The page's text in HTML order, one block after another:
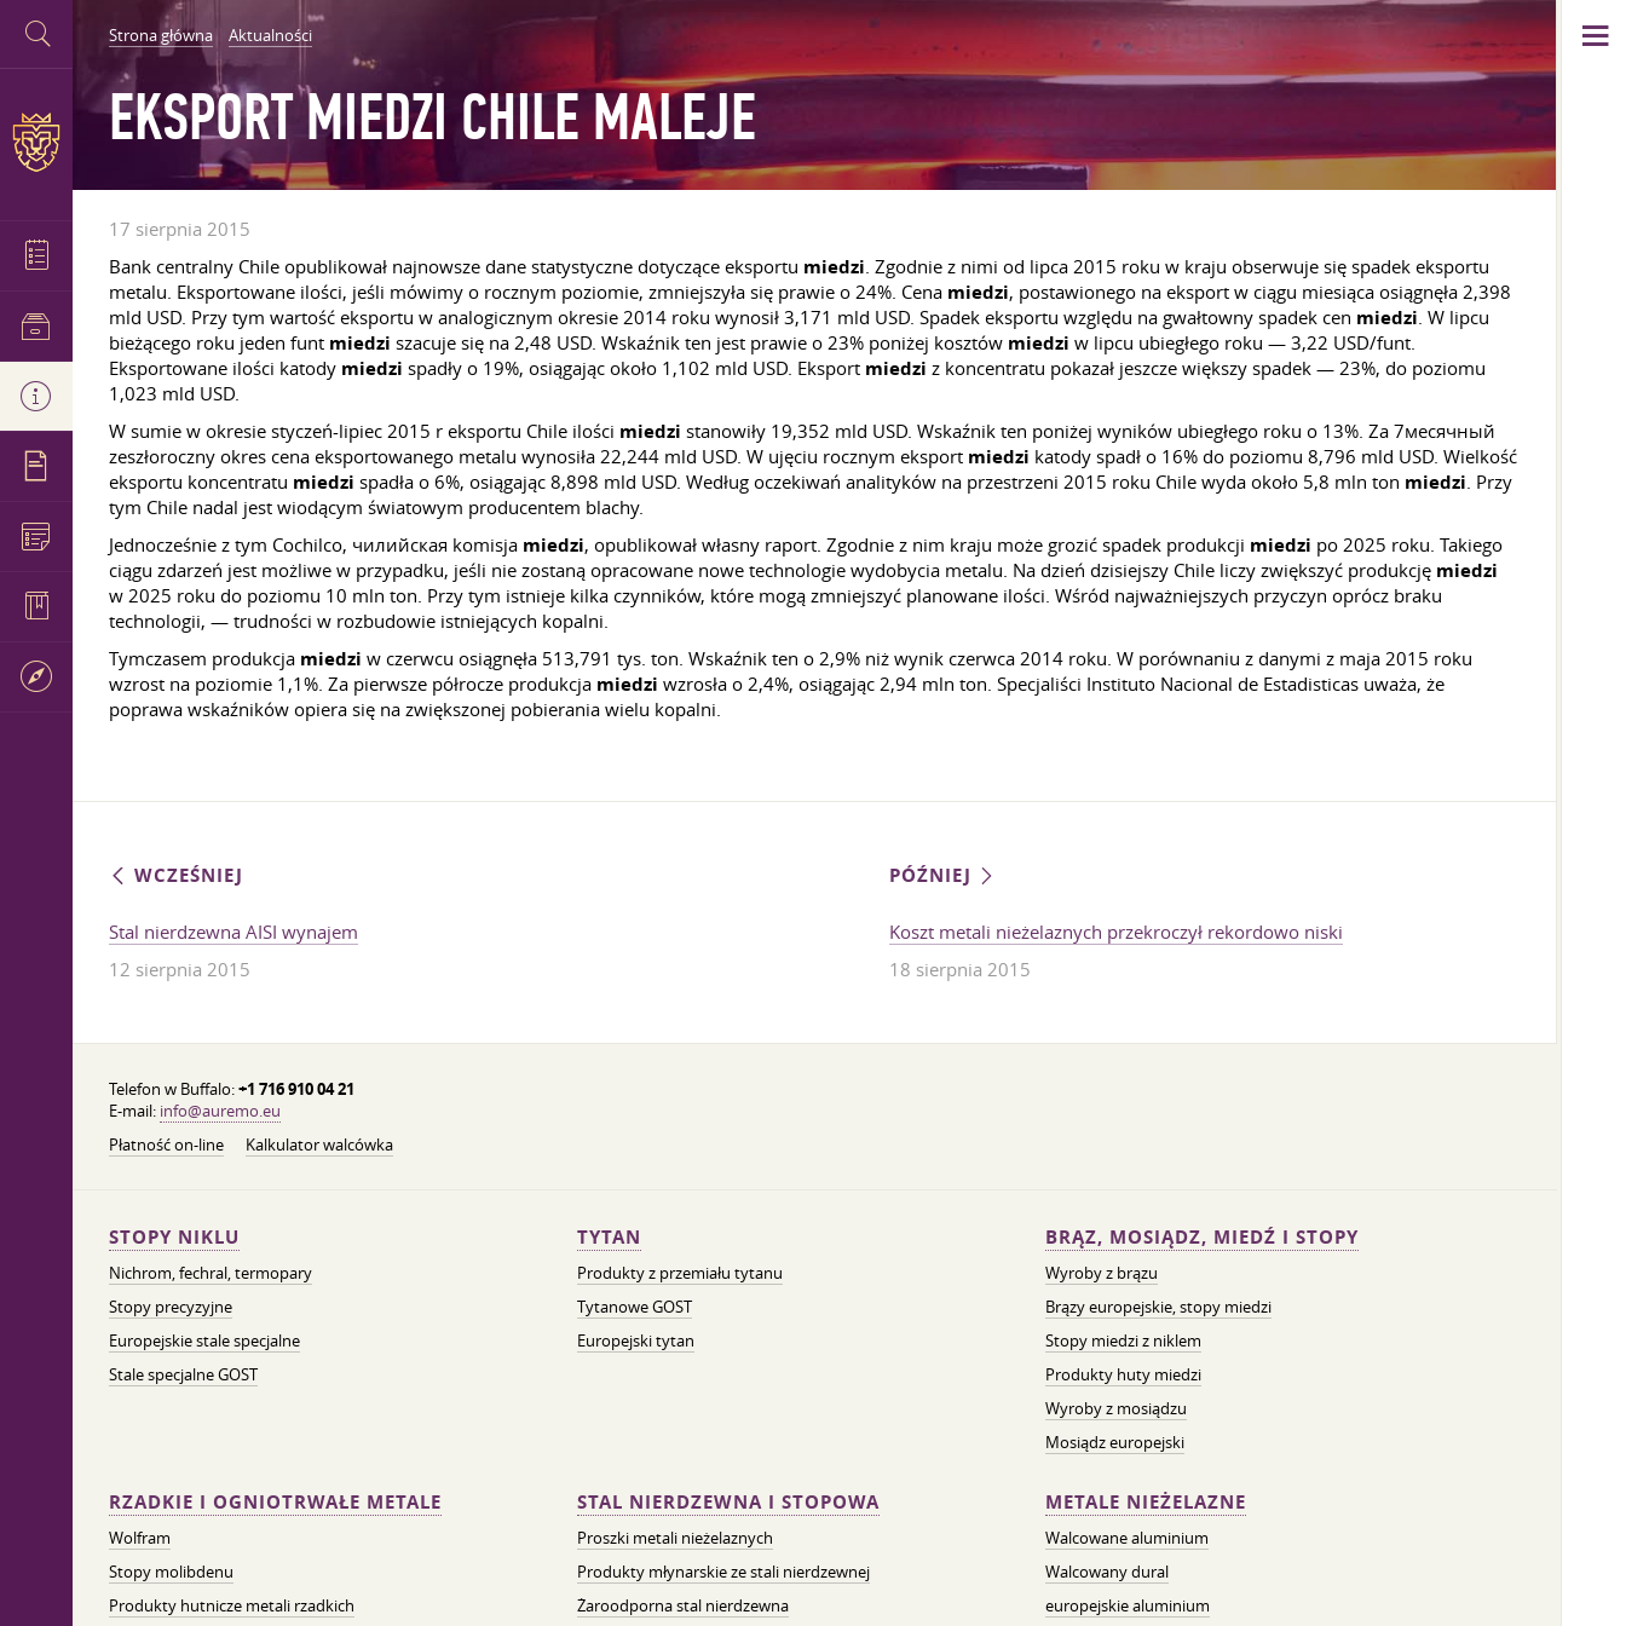
Strona główna Aktualności
EKSPORT MIEDZI CHILE MALEJE
17 sierpnia 2015
Bank centralny Chile opublikował najnowsze dane statystyczne dotyczące eksportu miedzi. Zgodnie z nimi od lipca 2015 roku w kraju obserwuje się spadek eksportu
metalu. Eksportowane ilości, jeśli mówimy o rocznym poziomie, zmniejszyła się prawie o 24%. Cena miedzi, postawionego na eksport w ciągu miesiąca osiągnęła 2,398
mld USD. Przy tym wartość eksportu w analogicznym okresie 2014 roku wynosił 3,171 mld USD. Spadek eksportu względu na gwałtowny spadek cen miedzi. W lipcu
bieżącego roku jeden funt miedzi szacuje się na 2,48 USD. Wskaźnik ten jest prawie o 23% poniżej kosztów miedzi w lipcu ubiegłego roku — 3,22 USD/funt.
Eksportowane ilości katody miedzi spadły o 19%, osiągając około 1,102 mld USD. Eksport miedzi z koncentratu pokazał jeszcze większy spadek — 23%, do poziomu
1,023 mld USD.
W sumie w okresie styczeń-lipiec 2015 r eksportu Chile ilości miedzi stanowiły 19,352 mld USD. Wskaźnik ten poniżej wyników ubiegłego roku o 13%. Za 7месячный
zeszłoroczny okres cena eksportowanego metalu wynosiła 22,244 mld USD. W ujęciu rocznym eksport miedzi katody spadł o 16% do poziomu 8,796 mld USD. Wielkość
eksportu koncentratu miedzi spadła o 6%, osiągając 8,898 mld USD. Według oczekiwań analityków na przestrzeni 2015 roku Chile wyda około 5,8 mln ton miedzi. Przy
tym Chile nadal jest wiodącym światowym producentem blachy.
Jednocześnie z tym Cochilco, чилийская komisja miedzi, opublikował własny raport. Zgodnie z nim kraju może grozić spadek produkcji miedzi po 2025 roku. Takiego
ciągu zdarzeń jest możliwe w przypadku, jeśli nie zostaną opracowane nowe technologie wydobycia metalu. Na dzień dzisiejszy Chile liczy zwiększyć produkcję miedzi
w 2025 roku do poziomu 10 mln ton. Przy tym istnieje kilka czynników, które mogą zmniejszyć planowane ilości. Wśród najważniejszych przyczyn oprócz braku
technologii, — trudności w rozbudowie istniejących kopalni.
Tymczasem produkcja miedzi w czerwcu osiągnęła 513,791 tys. ton. Wskaźnik ten o 2,9% niż wynik czerwca 2014 roku. W porównaniu z danymi z maja 2015 roku
wzrost na poziomie 1,1%. Za pierwsze półrocze produkcja miedzi wzrosła o 2,4%, osiągając 2,94 mln ton. Specjaliści Instituto Nacional de Estadisticas uważa, że
poprawa wskaźników opiera się na zwiększonej pobierania wielu kopalni.
WCZEŚNIEJ
Stal nierdzewna AISI wynajem
12 sierpnia 2015
PÓŹNIEJ
Koszt metali nieżelaznych przekroczył rekordowo niski
18 sierpnia 2015
Telefon w Buffalo:+1 716 910 04 21
E-mail: info@auremo.eu
Płatność on-line
Kalkulator walcówka
STOPY NIKLU
Nichrom, fechral, termopary
Stopy precyzyjne
Europejskie stale specjalne
Stale specjalne GOST
TYTAN
Produkty z przemiału tytanu
Tytanowe GOST
Europejski tytan
BRĄZ, MOSIĄDZ, MIEDŹ I STOPY
Wyroby z brązu
Brązy europejskie, stopy miedzi
Stopy miedzi z niklem
Produkty huty miedzi
Wyroby z mosiądzu
Mosiądz europejski
RZADKIE I OGNIOTRWAŁE METALE
Wolfram
Stopy molibdenu
Produkty hutnicze metali rzadkich
STAL NIERDZEWNA I STOPOWA
Proszki metali nieżelaznych
Produkty młynarskie ze stali nierdzewnej
Żaroodporna stal nierdzewna
METALE NIEŻELAZNE
Walcowane aluminium
Walcowany dural
europejskie aluminium